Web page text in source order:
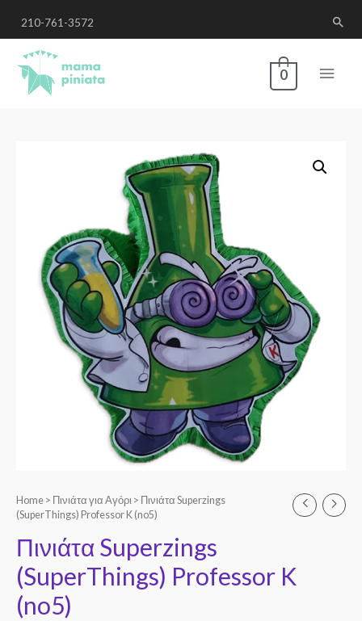
210-761-3572
0
Home > Πινιάτα για Αγόρι > Πινιάτα Superzings
(SuperThings) Professor K (no5)
Πινιάτα Superzings
(SuperThings) Professor K
(no5)